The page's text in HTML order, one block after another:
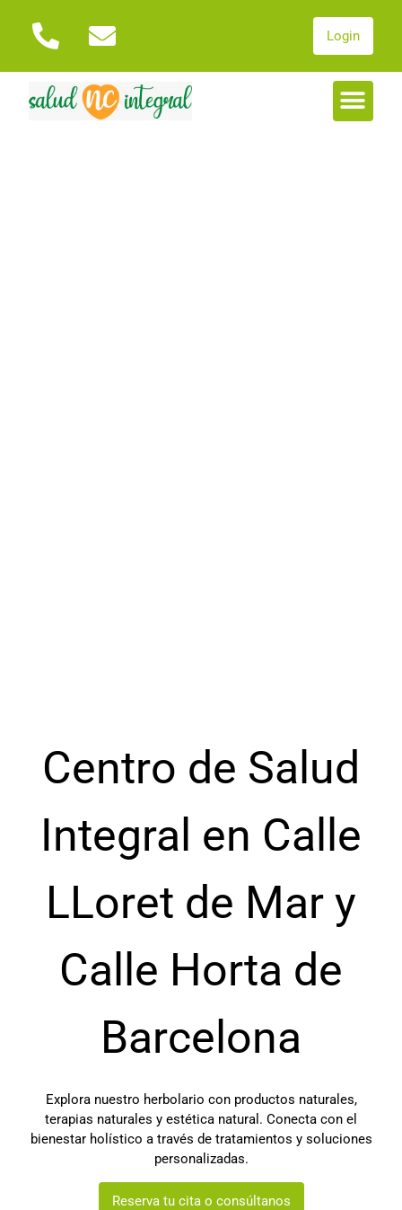
Login
Centro de Salud
Integral en Calle
LLoret de Mar y
Calle Horta de
Barcelona
Explora nuestro herbolario con productos naturales,
terapias naturales y estética natural. Conecta con el
bienestar holístico a través de tratamientos y soluciones
personalizadas.
Reserva tu cita o consúltanos